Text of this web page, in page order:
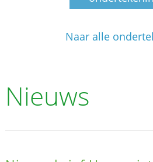
Naar alle
Nieuws